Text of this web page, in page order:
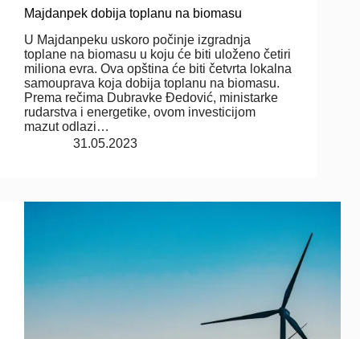
Majdanpek dobija toplanu na biomasu
U Majdanpeku uskoro počinje izgradnja
toplane na biomasu u koju će biti uloženo četiri
miliona evra. Ova opština će biti četvrta lokalna
samouprava koja dobija toplanu na biomasu.
Prema rečima Dubravke Đedović, ministarke
rudarstva i energetike, ovom investicijom
mazut odlazi…
31.05.2023